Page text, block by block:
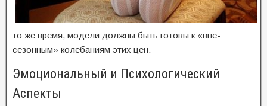
то же время, модели должны быть готовы к «вне-
сезонным» колебаниям этих цен.
Эмоциональный и Психологический
Аспекты